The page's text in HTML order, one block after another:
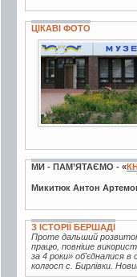
ЦІКАВІ ФОТО
13 фото
МИ - ПАМ’ЯТАЄМО - «
Микитюк Антон
З ІСТОРІЇ БЕРШАДІ
Проте дальший
працю, повніше
за 4 роки» об'єдналися
колгосп с. Бирлівки.